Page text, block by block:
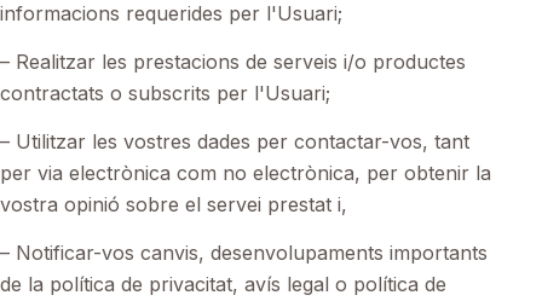
informacions requerides per l'Usuari;
– Realitzar les prestacions de serveis i/o productes
contractats o subscrits per l'Usuari;
– Utilitzar les vostres dades per contactar-vos, tant
per via electrònica com no electrònica, per obtenir la
vostra opinió sobre el servei prestat i,
– Notificar-vos canvis, desenvolupaments importants
de la política de privacitat, avís legal o política de